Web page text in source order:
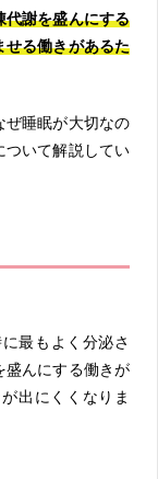
代謝を盛んにする
せる働きがあるた
ぜ睡眠が大切なの
ついて解説してい
最もよく分泌さ
盛んにする働きが
出にくくなりま